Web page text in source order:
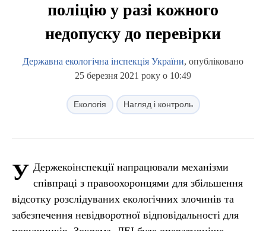
поліцію у разі кожного
недопуску до перевірки
Державна екологічна інспекція України, опубліковано
25 березня 2021 року о 10:49
Екологія Нагляд і контроль
У Держекоінспекції напрацювали механізми
співпраці з правоохоронцями для збільшення
відсотку розслідуваних екологічних злочинів та
забезпечення невідворотної відповідальності для